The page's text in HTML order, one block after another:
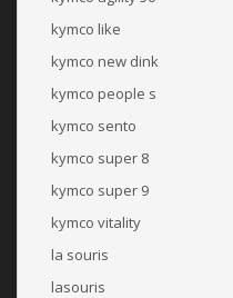
kymco like
kymco new dink
kymco people s
kymco sento
kymco super 8
kymco super 9
kymco vitality
la souris
lasouris